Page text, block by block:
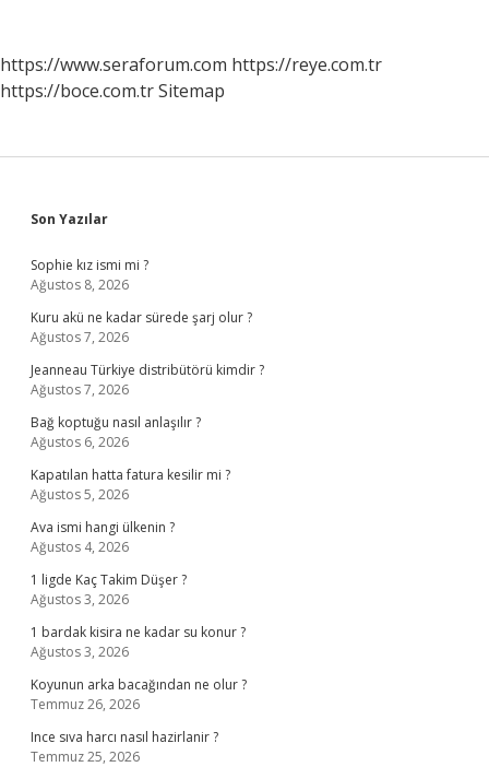
https://www.seraforum.com https://reye.com.tr
https://boce.com.trSitemap
Sidebar
Son Yazılar
Sophie kız ismi mi ?
Ağustos 8, 2026
Kuru akü ne kadar sürede şarj olur ?
Ağustos 7, 2026
Jeanneau Türkiye distribütörü kimdir ?
Ağustos 7, 2026
Bağ koptuğu nasıl anlaşılır ?
Ağustos 6, 2026
Kapatılan hatta fatura kesilir mi ?
Ağustos 5, 2026
Ava ismi hangi ülkenin ?
Ağustos 4, 2026
1 ligde Kaç Takim Düşer ?
Ağustos 3, 2026
1 bardak kisira ne kadar su konur ?
Ağustos 3, 2026
Koyunun arka bacağından ne olur ?
Temmuz 26, 2026
Ince sıva harcı nasıl hazirlanir ?
Temmuz 25, 2026